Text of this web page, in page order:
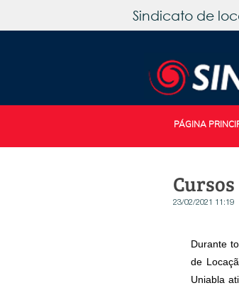
23/02/2021 11:19
Durante
de
Uniabla
PÁGINA
Sindicato de